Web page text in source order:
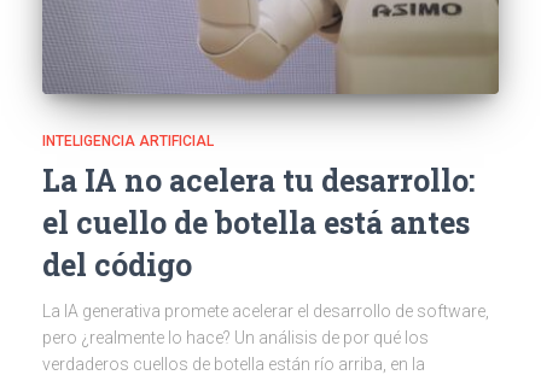
INTELIGENCIA ARTIFICIAL
La IA no acelera tu desarrollo:
el cuello de botella está antes
del código
La IA generativa promete acelerar el desarrollo de software,
pero ¿realmente lo hace? Un análisis de por qué los
verdaderos cuellos de botella están río arriba, en la